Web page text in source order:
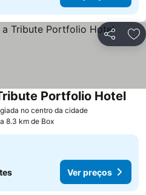
Partilhar
no centro da cidade
Portfolio Hotel
8.3 km de Box
Ver preços